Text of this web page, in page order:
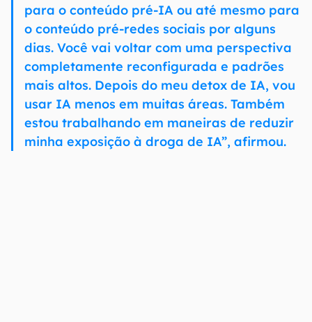
para o conteúdo pré-IA ou até mesmo para
o conteúdo pré-redes sociais por alguns
dias. Você vai voltar com uma perspectiva
completamente reconfigurada e padrões
mais altos. Depois do meu detox de IA, vou
usar IA menos em muitas áreas. Também
estou trabalhando em maneiras de reduzir
minha exposição à droga de IA”, afirmou.